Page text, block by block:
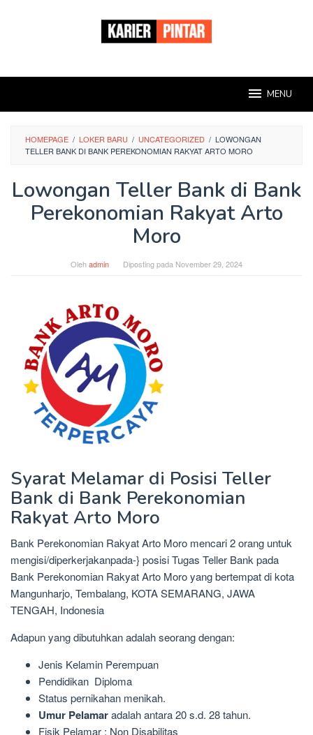
MENU
HOMEPAGE / LOKER BARU / UNCATEGORIZED / LOWONGAN
TELLER BANK DI BANK PEREKONOMIAN RAKYAT ARTO MORO
Lowongan Teller Bank di Bank
Perekonomian Rakyat Arto
Moro
Olehadmin Diposting pada November 29, 2024
Syarat Melamar di Posisi Teller
Bank di Bank Perekonomian
Rakyat Arto Moro
Bank Perekonomian Rakyat Arto Moro mencari 2 orang untuk
mengisi/diperkerjakanpada-} posisi Tugas Teller Bank pada
Bank Perekonomian Rakyat Arto Moro yang bertempat di kota
Mangunharjo, Tembalang, KOTA SEMARANG, JAWA
TENGAH, Indonesia
Adapun yang dibutuhkan adalah seorang dengan:
Jenis Kelamin Perempuan
Pendidikan Diploma
Status pernikahan menikah.
Umur Pelamaradalah antara 20 s.d. 28 tahun.
Fisik Pelamar : Non Disabilitas